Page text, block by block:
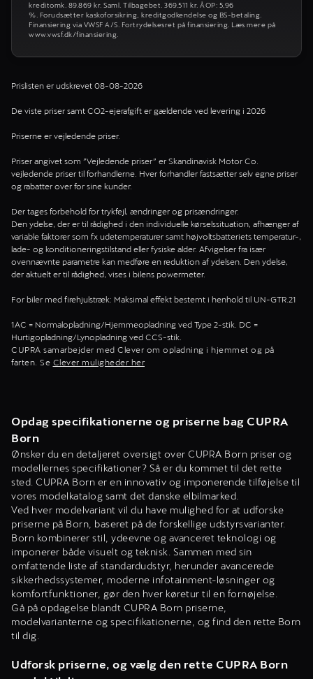
kreditomk. 89.869 kr. Saml. Tilbagebet. 369.511 kr. ÅOP: 5,96
%. Forudsætter kaskoforsikring, kreditgodkendelse og BS-betaling.
Finansiering via VWSF A/S. Fortrydelsesret på finansiering. Læs mere på
www.vwsf.dk/finansiering.
Prislisten er udskrevet 08-08-2026
De viste priser samt CO2-ejerafgift er gældende ved levering i 2026
Priserne er vejledende priser.
Priser angivet som ”Vejledende priser” er Skandinavisk Motor Co.
vejledende priser til forhandlerne. Hver forhandler fastsætter selv egne priser
og rabatter over for sine kunder.
Der tages forbehold for trykfejl, ændringer og prisændringer.
Den ydelse, der er til rådighed i den individuelle kørselssituation, afhænger af
variable faktorer som fx udetemperaturer samt højvoltsbatteriets temperatur-,
lade- og konditioneringstilstand eller fysiske alder. Afvigelser fra især
ovennævnte parametre kan medføre en reduktion af ydelsen. Den ydelse,
der aktuelt er til rådighed, vises i bilens powermeter.
For biler med firehjulstræk: Maksimal effekt bestemt i henhold til UN-GTR.21
1AC = Normalopladning/Hjemmeopladning ved Type 2-stik. DC =
Hurtigopladning/Lynopladning ved CCS-stik.
CUPRA samarbejder med Clever om opladning i hjemmet og på
farten. Se Clever muligheder her
Opdag specifikationerne og priserne bag CUPRA
Born
Ønsker du en detaljeret oversigt over CUPRA Born priser og
modellernes specifikationer? Så er du kommet til det rette
sted. CUPRA Born er en innovativ og imponerende tilføjelse til
vores modelkatalog samt det danske elbilmarked.
Ved hver modelvariant vil du have mulighed for at udforske
priserne på Born, baseret på de forskellige udstyrsvarianter.
Born kombinerer stil, ydeevne og avanceret teknologi og
imponerer både visuelt og teknisk. Sammen med sin
omfattende liste af standardudstyr, herunder avancerede
sikkerhedssystemer, moderne infotainment-løsninger og
komfortfunktioner, gør den hver køretur til en fornøjelse.
Gå på opdagelse blandt CUPRA Born priserne,
modelvarianterne og specifikationerne, og find den rette Born
til dig.
Udforsk priserne, og vælg den rette CUPRA Born